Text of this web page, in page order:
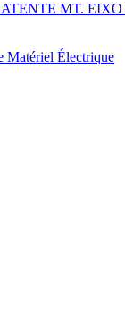
MT. EIXO
Matériel Électrique